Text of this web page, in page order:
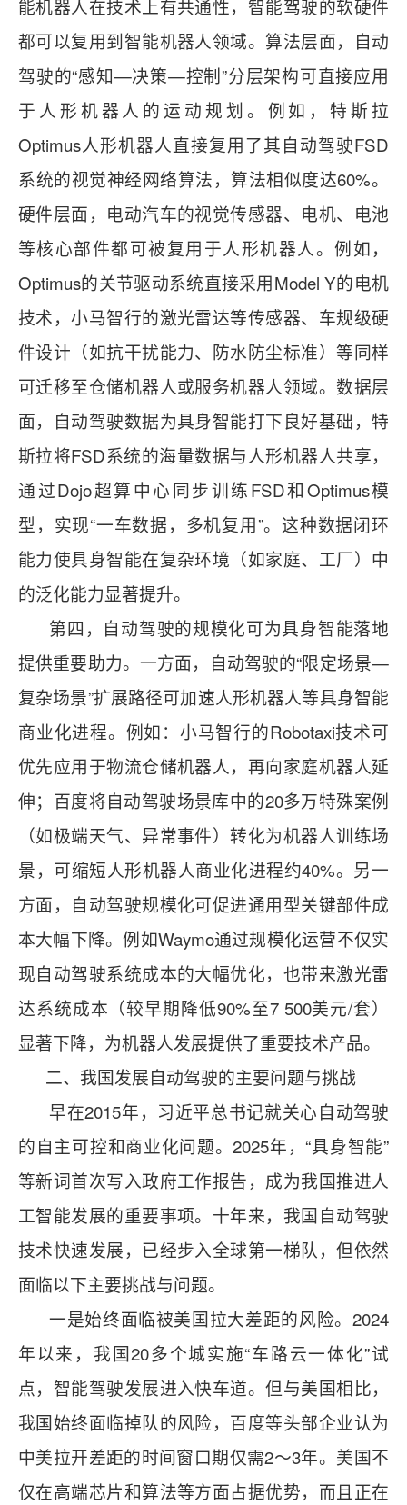
能机器人在技术上有共通性，智能驾驶的软硬件
都可以复用到智能机器人领域。算法层面，自动
驾驶的“感知—决策—控制”分层架构可直接应用
于人形机器人的运动规划。例如，特斯拉
Optimus人形机器人直接复用了其自动驾驶FSD
系统的视觉神经网络算法，算法相似度达60%。
硬件层面，电动汽车的视觉传感器、电机、电池
等核心部件都可被复用于人形机器人。例如，
Optimus的关节驱动系统直接采用Model Y的电机
技术，小马智行的激光雷达等传感器、车规级硬
件设计（如抗干扰能力、防水防尘标准）等同样
可迁移至仓储机器人或服务机器人领域。数据层
面，自动驾驶数据为具身智能打下良好基础，特
斯拉将FSD系统的海量数据与人形机器人共享，
通过Dojo超算中心同步训练FSD和Optimus模
型，实现“一车数据，多机复用”。这种数据闭环
能力使具身智能在复杂环境（如家庭、工厂）中
的泛化能力显著提升。
第四，自动驾驶的规模化可为具身智能落地
提供重要助力。一方面，自动驾驶的“限定场景—
复杂场景”扩展路径可加速人形机器人等具身智能
商业化进程。例如：小马智行的Robotaxi技术可
优先应用于物流仓储机器人，再向家庭机器人延
伸；百度将自动驾驶场景库中的20多万特殊案例
（如极端天气、异常事件）转化为机器人训练场
景，可缩短人形机器人商业化进程约40%。另一
方面，自动驾驶规模化可促进通用型关键部件成
本大幅下降。例如Waymo通过规模化运营不仅实
现自动驾驶系统成本的大幅优化，也带来激光雷
达系统成本（较早期降低90%至7 500美元/套）
显著下降，为机器人发展提供了重要技术产品。
二、我国发展自动驾驶的主要问题与挑战
早在2015年，习近平总书记就关心自动驾驶
的自主可控和商业化问题。2025年，“具身智能”
等新词首次写入政府工作报告，成为我国推进人
工智能发展的重要事项。十年来，我国自动驾驶
技术快速发展，已经步入全球第一梯队，但依然
面临以下主要挑战与问题。
一是始终面临被美国拉大差距的风险。2024
年以来，我国20多个城实施“车路云一体化”试
点，智能驾驶发展进入快车道。但与美国相比，
我国始终面临掉队的风险，百度等头部企业认为
中美拉开差距的时间窗口期仅需2～3年。美国不
仅在高端芯片和算法等方面占据优势，而且正在